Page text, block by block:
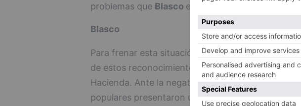
problemas que Blasco encuentra en el Consistorio.
Blasco
Para frenar esta situación y "números de infarto"
de estos reconocimientos en Pleno y comisiones
Hacienda. Ante la negativa del alcalde, por
populares presentaron un recurso para la dación